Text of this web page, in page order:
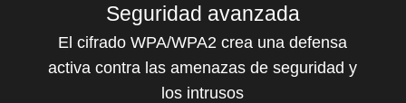
Seguridad avanzada
El cifrado WPA/WPA2 crea una defensa
activa contra las amenazas de seguridad y
los intrusos